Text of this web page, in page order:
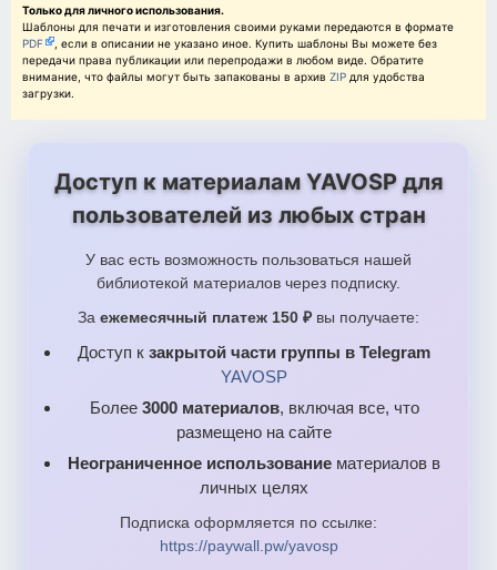
Только для личного использования.
Шаблоны для печати и изготовления своими руками передаются в формате
PDF
, если в описании не указано иное. Купить шаблоны Вы можете без
передачи права публикации или перепродажи в любом виде. Обратите
внимание, что файлы могут быть запакованы в архив ZIP для удобства
загрузки.
Доступ к материалам YAVOSP для
пользователей из любых стран
У вас есть возможность пользоваться нашей
библиотекой материалов через подписку.
За ежемесячный платеж 150 ₽ вы получаете:
Доступ к закрытой части группы в Telegram
YAVOSP
Более 3000 материалов, включая все, что
размещено на сайте
Неограниченное использование материалов в
личных целях
Подписка оформляется по ссылке:
https://paywall.pw/yavosp